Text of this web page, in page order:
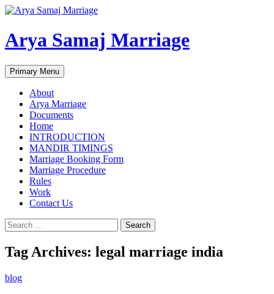
Arya Samaj Marriage
Search
Primary Menu Skip
to
About
Arya Marriage
Documents
Home
INTRODUCTION
MANDIR TIMINGS
Marriage Booking Form
Marriage Procedure
Rules
Work
Contact Us
Search
for:
Tag Archives: legal marriage india
blog